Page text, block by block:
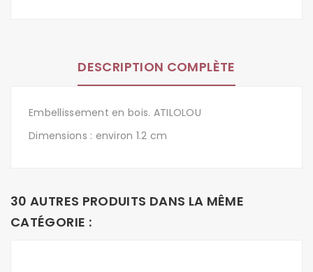
DESCRIPTION COMPLÈTE
Embellissement en bois. ATILOLOU
Dimensions : environ 1.2 cm
30 AUTRES PRODUITS DANS LA MÊME
CATÉGORIE :